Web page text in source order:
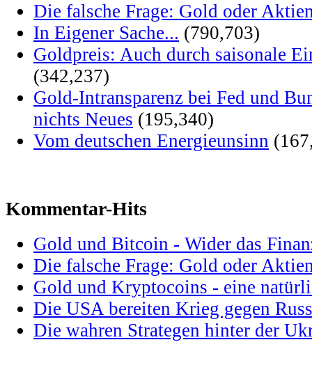
Die falsche Frage: Gold oder
In Eigener Sache... (790,703)
Goldpreis: Auch durch saisonale
(342,237)
Gold-Intransparenz bei Fed und
nichts Neues (195,340)
Vom deutschen Energieunsinn
Kommentar-Hits
Gold und Bitcoin - Wider das
Die falsche Frage: Gold oder
Gold und Kryptocoins - eine
Die USA bereiten Krieg gegen
Die wahren Strategen hinter der